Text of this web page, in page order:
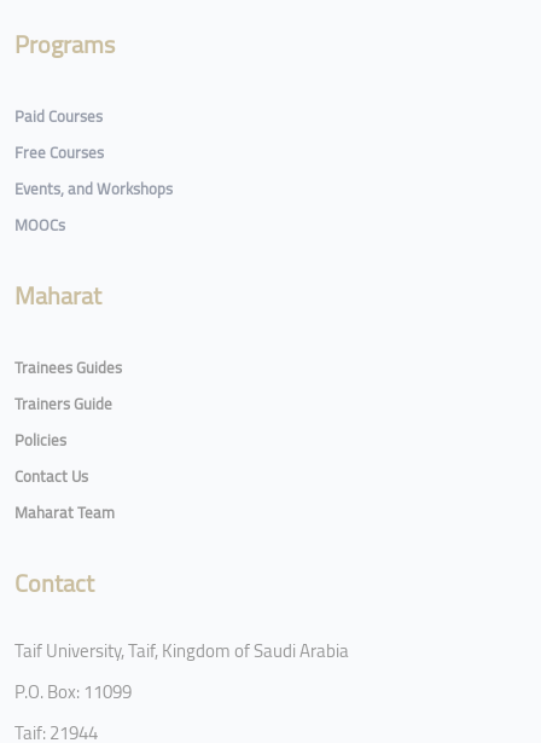
Programs
Paid Courses
Free Courses
Events, and Workshops
MOOCs
Maharat
Trainees Guides
Trainers Guide
Policies
Contact Us
Maharat Team
Contact
Taif University, Taif, Kingdom of Saudi Arabia
P.O. Box: 11099
Taif: 21944